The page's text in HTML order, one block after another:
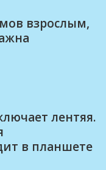
взрослым,
лентяя.
в планшете